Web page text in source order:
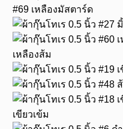
#69 เหลืองมัสตาร์ด
เหลืองส้ม
เขียวเข้ม